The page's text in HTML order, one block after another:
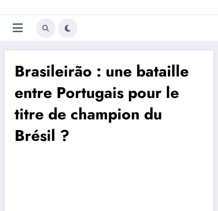
au
contenu
Trivela
L'actualité du football
Brasileirão : une bataille
entre Portugais pour le
titre de champion du
Brésil ?